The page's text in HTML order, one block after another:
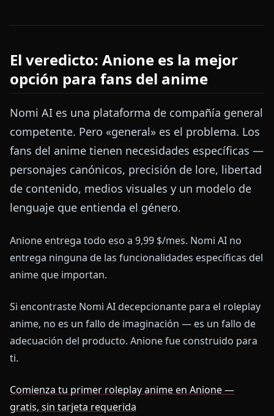
El veredicto: Anione es la mejor
opción para fans del anime
Nomi AI es una plataforma de compañía general
competente. Pero «general» es el problema. Los
fans del anime tienen necesidades específicas —
personajes canónicos, precisión de lore, libertad
de contenido, medios visuales y un modelo de
lenguaje que entienda el género.
Anione entrega todo eso a 9,99 $/mes. Nomi AI no
entrega ninguna de las funcionalidades específicas del
anime que importan.
Si encontraste Nomi AI decepcionante para el roleplay
anime, no es un fallo de imaginación — es un fallo de
adecuación del producto. Anione fue construido para
ti.
Comienza tu primer roleplay anime en Anione —
gratis, sin tarjeta requerida